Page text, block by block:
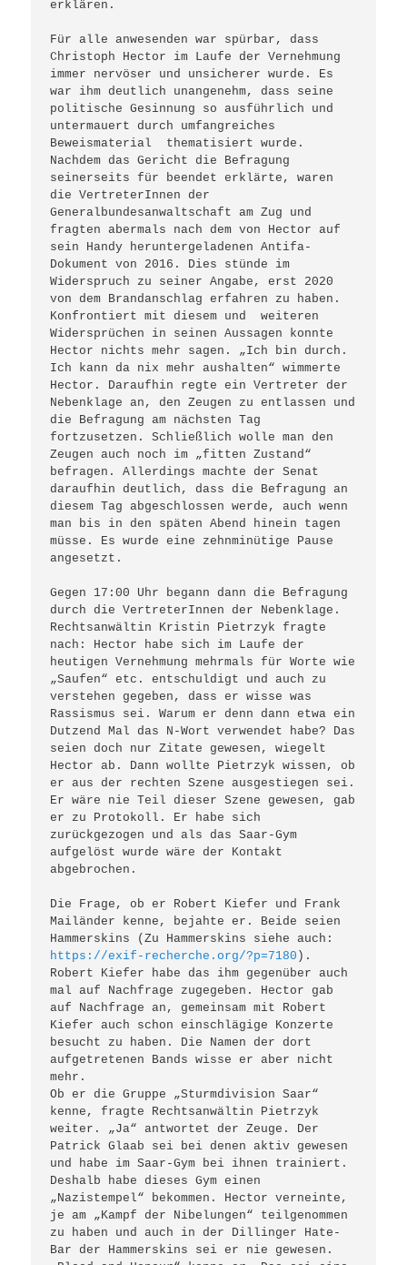
erklären.
Für alle anwesenden war spürbar, dass
Christoph Hector im Laufe der Vernehmung
immer nervöser und unsicherer wurde. Es
war ihm deutlich unangenehm, dass seine
politische Gesinnung so ausführlich und
untermauert durch umfangreiches
Beweismaterial  thematisiert wurde.
Nachdem das Gericht die Befragung
seinerseits für beendet erklärte, waren
die VertreterInnen der
Generalbundesanwaltschaft am Zug und
fragten abermals nach dem von Hector auf
sein Handy heruntergeladenen Antifa-
Dokument von 2016. Dies stünde im
Widerspruch zu seiner Angabe, erst 2020
von dem Brandanschlag erfahren zu haben.
Konfrontiert mit diesem und  weiteren
Widersprüchen in seinen Aussagen konnte
Hector nichts mehr sagen. „Ich bin durch.
Ich kann da nix mehr aushalten“ wimmerte
Hector. Daraufhin regte ein Vertreter der
Nebenklage an, den Zeugen zu entlassen und
die Befragung am nächsten Tag
fortzusetzen. Schließlich wolle man den
Zeugen auch noch im „fitten Zustand“
befragen. Allerdings machte der Senat
daraufhin deutlich, dass die Befragung an
diesem Tag abgeschlossen werde, auch wenn
man bis in den späten Abend hinein tagen
müsse. Es wurde eine zehnminütige Pause
angesetzt.
Gegen 17:00 Uhr begann dann die Befragung
durch die VertreterInnen der Nebenklage.
Rechtsanwältin Kristin Pietrzyk fragte
nach: Hector habe sich im Laufe der
heutigen Vernehmung mehrmals für Worte wie
„Saufen“ etc. entschuldigt und auch zu
verstehen gegeben, dass er wisse was
Rassismus sei. Warum er denn dann etwa ein
Dutzend Mal das N-Wort verwendet habe? Das
seien doch nur Zitate gewesen, wiegelt
Hector ab. Dann wollte Pietrzyk wissen, ob
er aus der rechten Szene ausgestiegen sei.
Er wäre nie Teil dieser Szene gewesen, gab
er zu Protokoll. Er habe sich
zurückgezogen und als das Saar-Gym
aufgelöst wurde wäre der Kontakt
abgebrochen.
Die Frage, ob er Robert Kiefer und Frank
Mailänder kenne, bejahte er. Beide seien
https://exif-recherche.org/?p=7180 ).
Robert Kiefer habe das ihm gegenüber auch
mal auf Nachfrage zugegeben. Hector gab
auf Nachfrage an, gemeinsam mit Robert
Kiefer auch schon einschlägige Konzerte
besucht zu haben. Die Namen der dort
aufgetretenen Bands wisse er aber nicht
mehr.
Ob er die Gruppe „Sturmdivision Saar“
kenne, fragte Rechtsanwältin Pietrzyk
weiter. „Ja“ antwortet der Zeuge. Der
Patrick Glaab sei bei denen aktiv gewesen
und habe im Saar-Gym bei ihnen trainiert.
Deshalb habe dieses Gym einen
„Nazistempel“ bekommen. Hector verneinte,
je am „Kampf der Nibelungen“ teilgenommen
zu haben und auch in der Dillinger Hate-
Bar der Hammerskins sei er nie gewesen.